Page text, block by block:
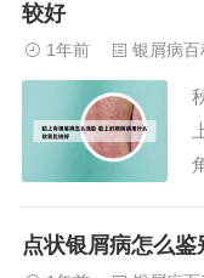
较好
1年前 银屑病百
点状银屑病怎么